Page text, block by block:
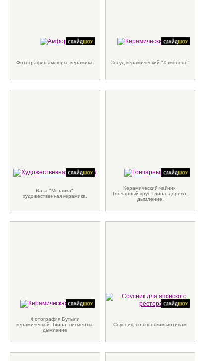
Фотография амфоры, керамика. Сосуд керамический "Хамелеон"
Ваза "Мозаика",
художественная керамика.
Керамический чайник.
Гончарный круг. Глина, дерево,
дымление.
Фотография Бутыли
керамической. Глина, пигменты,
дымление
Соусник, по японским мотивам